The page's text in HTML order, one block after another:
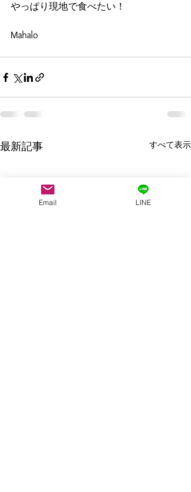
やっぱり現地で食べたい！
Mahalo
最新記事 すべて表示
Email LINE